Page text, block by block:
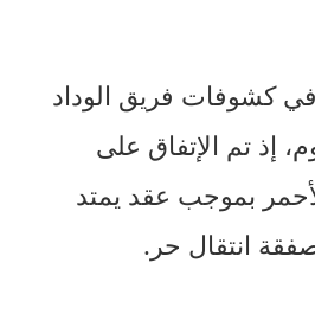
كشوفات فريق الوداد
إذ تم الإتفاق على
بموجب عقد يمتد
انتقال حر.